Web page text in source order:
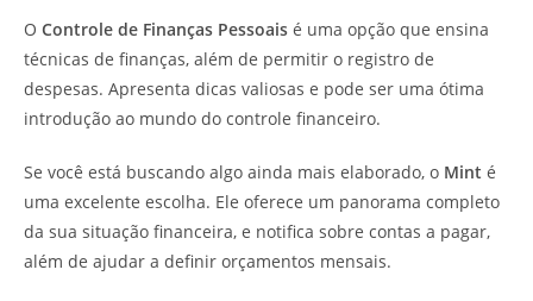
O Controle de Finanças Pessoais é uma opção que ensina
técnicas de finanças, além de permitir o registro de
despesas. Apresenta dicas valiosas e pode ser uma ótima
introdução ao mundo do controle financeiro.
Se você está buscando algo ainda mais elaborado, o Mint é
uma excelente escolha. Ele oferece um panorama completo
da sua situação financeira, e notifica sobre contas a pagar,
além de ajudar a definir orçamentos mensais.